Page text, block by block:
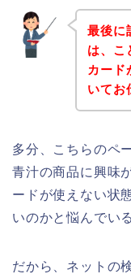
最後に
は、こ
カード
いてお
多分、こちらのペ
青汁の商品に興味
ードが使えない状
いのかと悩んでい
だから、ネットの